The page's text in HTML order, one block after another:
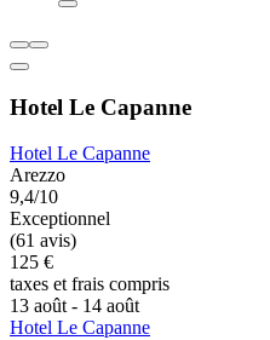
Hotel Le Capanne
Hotel Le Capanne
Arezzo
9,4/10
Exceptionnel
(61 avis)
125 €
taxes et frais compris
13 août - 14 août
Hotel Le Capanne